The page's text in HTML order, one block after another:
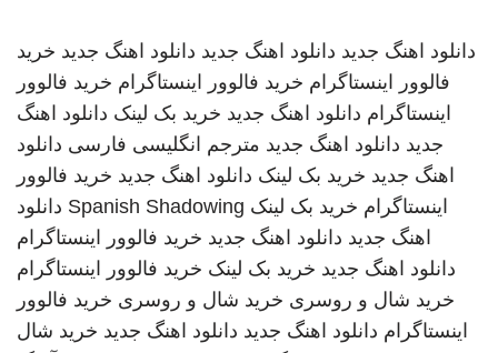
دانلود اهنگ جدید دانلود اهنگ جدید دانلود اهنگ جدید خرید
فالوور اینستاگرام خرید فالوور اینستاگرام خرید فالوور
اینستاگرام دانلود اهنگ جدید خرید بک لینک دانلود اهنگ
جدید دانلود اهنگ جدید مترجم انگلیسی فارسی دانلود
اهنگ جدید خرید بک لینک دانلود اهنگ جدید خرید فالوور
اینستاگرام خرید بک لینک Spanish Shadowing دانلود
اهنگ جدید دانلود اهنگ جدید خرید فالوور اینستاگرام
دانلود اهنگ جدید خرید بک لینک خرید فالوور اینستاگرام
خرید شال و روسری خرید شال و روسری خرید فالوور
اینستاگرام دانلود اهنگ جدید دانلود اهنگ جدید خرید شال